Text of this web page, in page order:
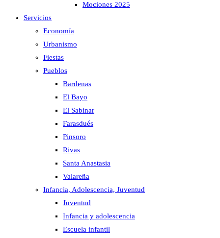
Mociones 2025
Servicios
Economía
Urbanismo
Fiestas
Pueblos
Bardenas
El Bayo
El Sabinar
Farasdués
Pinsoro
Rivas
Santa Anastasia
Valareña
Infancia, Adolescencia, Juventud
Juventud
Infancia y adolescencia
Escuela infantil